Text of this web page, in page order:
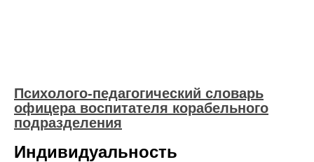
Психолого-педагогический словарь
офицера воспитателя корабельного
подразделения
Индивидуальность